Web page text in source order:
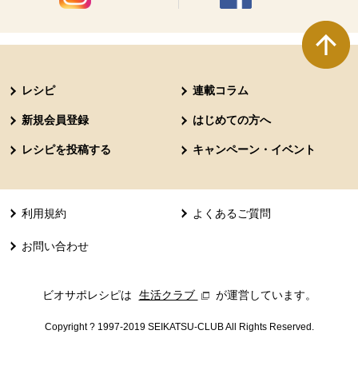
レシピ 連載コラム
新規会員登録 はじめての方へ
レシピを投稿する キャンペーン・イベント
利用規約 よくあるご質問
お問い合わせ
ビオサポレシピは 生活クラブ 別のウィンドウで開きます。
が運営しています。
Copyright ? 1997-2019 SEIKATSU-CLUB All Rights Reserved.